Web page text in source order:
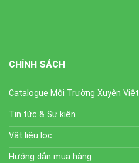
CHÍNH SÁCH
Catalogue Môi Trường Xuyên Việt
Tin tức & Sự kiện
Vật liệu lọc
Hướng dẫn mua hàng